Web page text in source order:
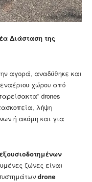
Διάσταση της
αγορά, αναδύθηκε και
χώρου από
drones
λήψη
ή ακόμη και για
ζώνες είναι
drone